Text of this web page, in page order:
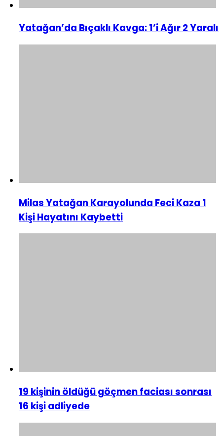
Yatağan’da Bıçaklı Kavga: 1’i Ağır 2 Yaralı
Milas Yatağan Karayolunda Feci Kaza 1
Kişi Hayatını Kaybetti
19 kişinin öldüğü göçmen faciası sonrası
16 kişi adliyede